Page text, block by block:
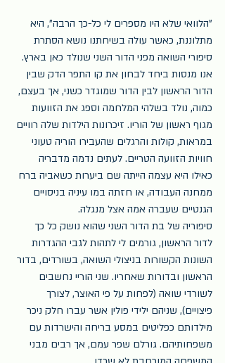
"הלוואי שלא היו מספרים לי כל-כך הרבה", היא
מתלוננת, כאשר עולה בשיחתנו נושא הסתרת
סיפורי השואה מפני הדור השני שנולד כאן בארץ.
אנו מנסות ביחד לבחון את קו התפר הדק שבין
הדור הראשון לבין הדור שמוגדר כשני, אך בעצם,
כמוה, נולד בשלהי המלחמה וספג את הזוועות
מגוף ראשון של הוריו. זיכרונות הילדות שלה רוויים
במראות, קולות והרגלים שהעבירו הוריה טעוני
חוויות הזוועה הטריים. לעתים נדמה מדבריה
כאילו היא עצמה הייתה שם ביערות כשאביה ברח
ממחנה העבודה, או חזתה במו עיניה בניסויים
הגנטיים שעברה אמה אצל מנגלה.
סיפוריה של בת הדור השני שהוא נושק כל כך
לדור הראשון, גורמים לי לתהות לגבי ההגדרות
השונות הקשורות בניצולי השואה, בשורדים, בדור
הראשון ובדורות שאחריו. שני הוריי נחשבים
לשורדי שואה (לפחות על פי האוצר, לצורך
פיצויים), שניהם ילידי פולין אשר עברו חלק ניכר
מילדותם כפליטים במסע בריחה והישרדות עם
משפחותיהם. גורלם שפר עמם, אך רבים מבני